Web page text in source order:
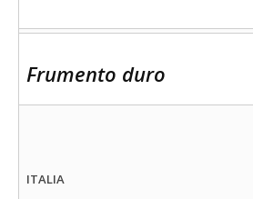
Frumento duro
ITALIA